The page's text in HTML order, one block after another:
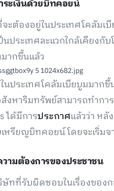
ระเงินด้วยบิทคอยน์
ต้องอยู่ในประเทศโคลัมเ
นประเทศละแวกใกล้เคียงกั
ากขึ้นแล้ว
ประเทศโคลัมเบียบูมมากขึ้
งหาริมทรัพย์สามารถทำก
ได้มีการประกาศแล้วว่า หลั
หรียญบิทคอยน์ โดยจะเริ่ม
ามต้องการของประชาชน
ษัทที่รับผิดชอบในเรื่องขอ